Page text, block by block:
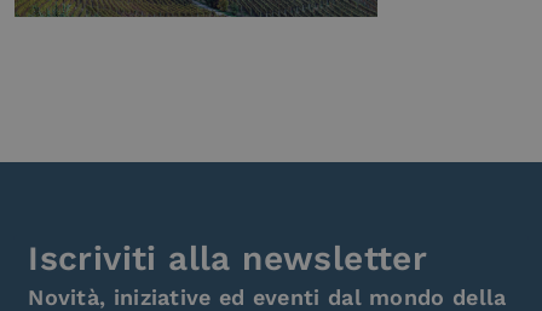
Iscriviti alla newsletter
Novità, iniziative ed eventi dal mondo della